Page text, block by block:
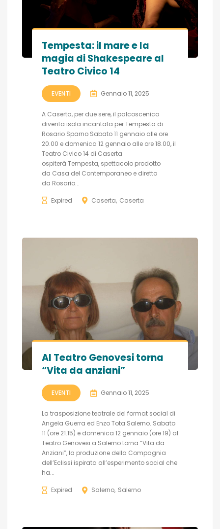
Tempesta: il mare e la
magia di Shakespeare al
Teatro Civico 14
EVENTI Gennaio 11, 2025
A Caserta, per due sere, il palcoscenico
diventa isola incantata per Tempesta di
Rosario Sparno Sabato 11 gennaio alle ore
20.00 e domenica 12 gennaio alle ore 18.00, il
Teatro Civico 14 di Caserta
ospiterà Tempesta, spettacolo prodotto
da Casa del Contemporaneo e diretto
da Rosario...
Expired Caserta Caserta
Al Teatro Genovesi torna
“Vita da anziani”
EVENTI Gennaio 11, 2025
La trasposizione teatrale del format social di
Angela Guerra ed Enzo Tota Salerno. Sabato
11 (ore 21.15) e domenica 12 gennaio (ore 19) al
Teatro Genovesi a Salerno torna “Vita da
Anziani”, la produzione della Compagnia
dell’Eclissi ispirata all’esperimento social che
ha...
Expired Salerno Salerno